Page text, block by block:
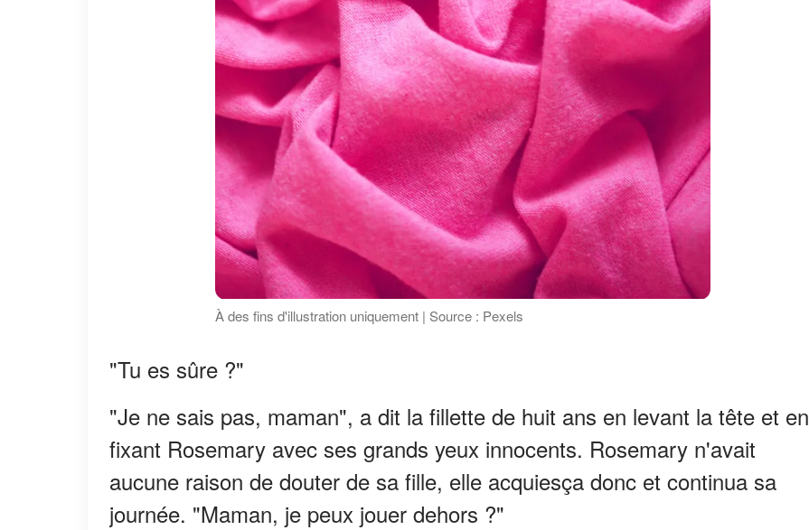
À des fins d'illustration uniquement | Source : Pexels
"Tu es sûre ?"
"Je ne sais pas, maman", a dit la fillette de huit ans en levant la tête et en
fixant Rosemary avec ses grands yeux innocents. Rosemary n'avait
aucune raison de douter de sa fille, elle acquiesça donc et continua sa
journée. "Maman, je peux jouer dehors ?"